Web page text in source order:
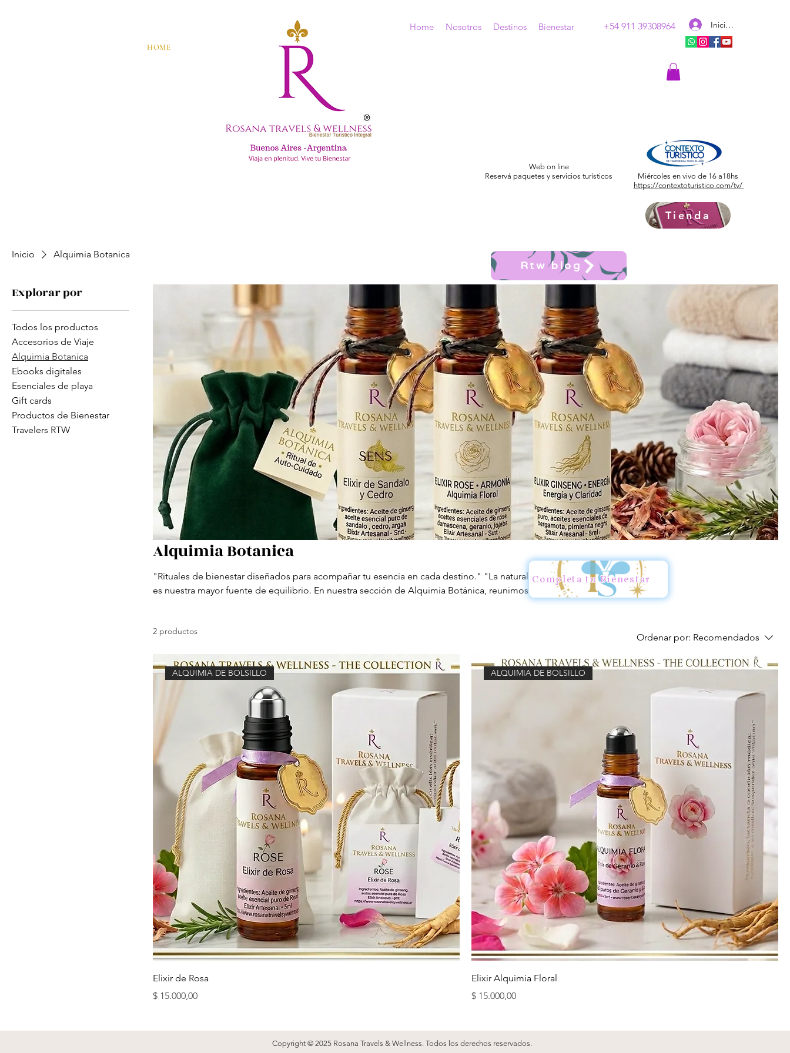
HOME
Home Nosotros Destinos Bienestar +54 911 39308964 Iniciar sesión
Web on line
Reservá paquetes y servicios turísticos
Miércoles en vivo de 16 a18hs
https://contextoturistico.com/tv/
Tienda
Inicio Alquimia Botanica
Explorar por
Todos los productos
Accesorios de Viaje
Alquimia Botanica
Ebooks digitales
Esenciales de playa
Gift cards
Productos de Bienestar
Travelers RTW
Alquimia Botanica
"Rituales de bienestar diseñados para acompañar tu esencia en cada destino." "La naturaleza
es nuestra mayor fuente de equilibrio. En nuestra sección de Alquimia Botánica, reunimos
elixires artesanales creados con aceites esenciales puros Moro, pensados para devolverle a tu
invitación a reconectar con vos misma, sin importar dónde te encuentre el mapa."
2 productos
Ordenar por: Recomendados
ALQUIMIA DE BOLSILLO
Elixir de Rosa
Precio
$ 15.000,00
ALQUIMIA DE BOLSILLO
Elixir Alquimia Floral
Precio
$ 15.000,00
Rtw blog
Completa tu Bienestar
Copyright © 2025 Rosana Travels & Wellness. Todos los derechos reservados.